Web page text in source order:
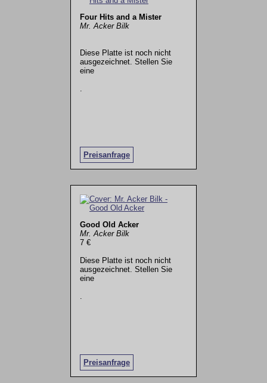
Four Hits and a Mister
Mr. Acker Bilk
Diese Platte ist noch nicht
ausgezeichnet. Stellen Sie
eine
Preisanfrage
.
Good Old Acker
Mr. Acker Bilk
7 €
Diese Platte ist noch nicht
ausgezeichnet. Stellen Sie
eine
Preisanfrage